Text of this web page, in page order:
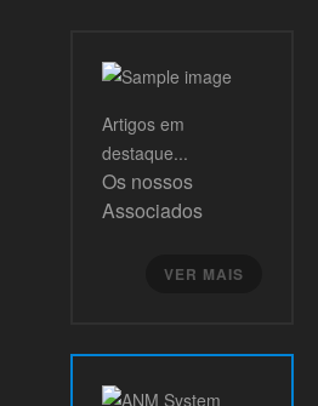
Artigos em
destaque...
Os nossos
Associados
VER MAIS